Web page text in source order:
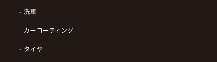
洗車
カーコーティング
タイヤ